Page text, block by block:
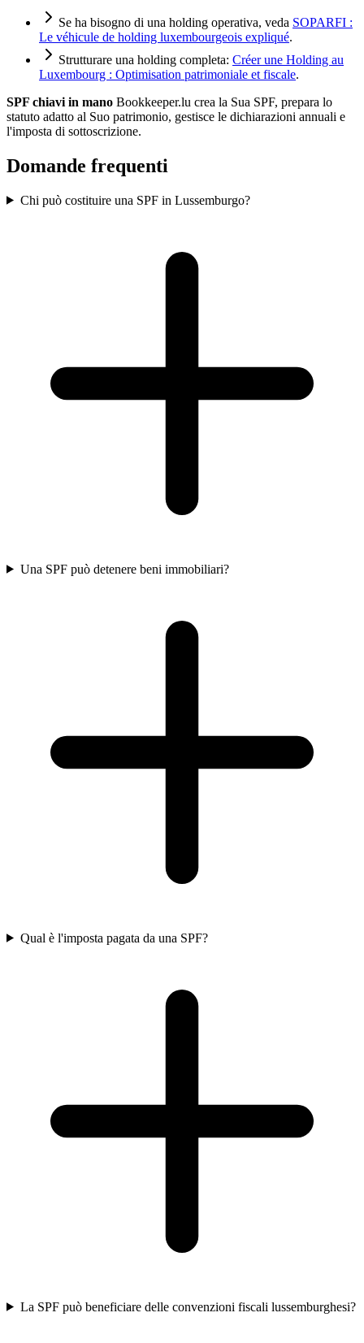
Se ha bisogno di una holding operativa, veda SOPARFI :
Le véhicule de holding luxembourgeois expliqué.
Strutturare una holding completa: Créer une Holding au
Luxembourg : Optimisation patrimoniale et fiscale.
SPF chiavi in mano Bookkeeper.lu crea la Sua SPF, prepara lo
statuto adatto al Suo patrimonio, gestisce le dichiarazioni annuali e
l'imposta di sottoscrizione.
Domande frequenti
Chi può costituire una SPF in Lussemburgo?
Una SPF può detenere beni immobiliari?
Qual è l'imposta pagata da una SPF?
La SPF può beneficiare delle convenzioni fiscali lussemburghesi?